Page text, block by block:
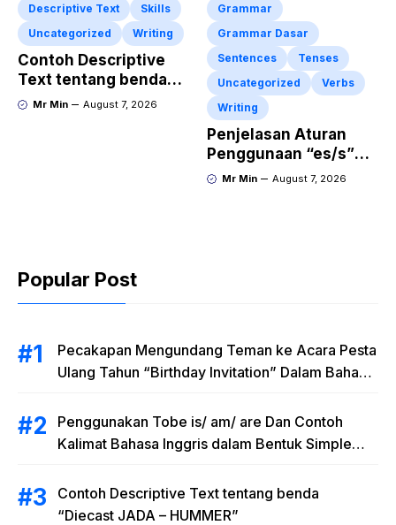
Descriptive Text
Skills
Uncategorized
Writing
Contoh Descriptive
Text tentang benda
“Diecast JADA –
Mr Min August 7, 2026
Grammar
Grammar Dasar
Sentences
Tenses
Uncategorized
Verbs
Writing
Penjelasan Aturan
Penggunaan “es/s”
dalam Kalimat Bahasa
Mr Min August 7, 2026
Popular Post
Pecakapan Mengundang Teman ke Acara Pesta
Ulang Tahun “Birthday Invitation” Dalam Bahasa
Penggunakan Tobe is/ am/ are Dan Contoh
Kalimat Bahasa Inggris dalam Bentuk Simple
Contoh Descriptive Text tentang benda
“Diecast JADA – HUMMER”